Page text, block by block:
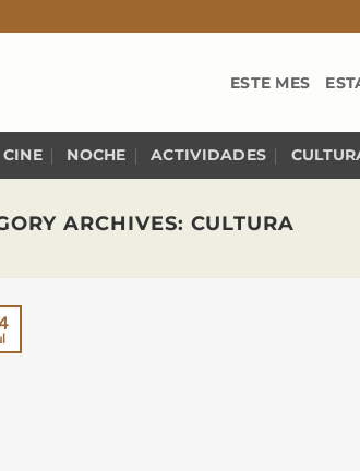
ESTE MES
CINE NOCHE ACTIVIDADES
ARCHIVES: CULTURA